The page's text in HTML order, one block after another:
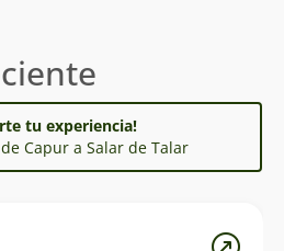
tu experiencia!
Capur a Salar de Talar